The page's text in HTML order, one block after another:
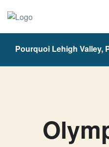
Pourquoi Lehigh Valley,